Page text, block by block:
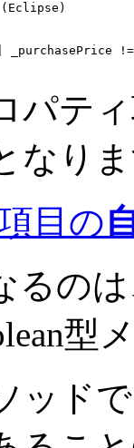
_purchasePrice
パテ
なり
目の
るの
型
ッド